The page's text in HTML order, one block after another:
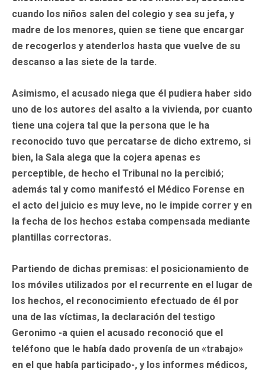
cuando los niños salen del colegio y sea su jefa, y
madre de los menores, quien se tiene que encargar
de recogerlos y atenderlos hasta que vuelve de su
descanso a las siete de la tarde.
Asimismo, el acusado niega que él pudiera haber sido
uno de los autores del asalto a la vivienda, por cuanto
tiene una cojera tal que la persona que le ha
reconocido tuvo que percatarse de dicho extremo, si
bien, la Sala alega que la cojera apenas es
perceptible, de hecho el Tribunal no la percibió;
además tal y como manifestó el Médico Forense en
el acto del juicio es muy leve, no le impide correr y en
la fecha de los hechos estaba compensada mediante
plantillas correctoras.
Partiendo de dichas premisas: el posicionamiento de
los móviles utilizados por el recurrente en el lugar de
los hechos, el reconocimiento efectuado de él por
una de las víctimas, la declaración del testigo
Geronimo -a quien el acusado reconoció que el
teléfono que le había dado provenía de un «trabajo»
en el que había participado-, y los informes médicos,